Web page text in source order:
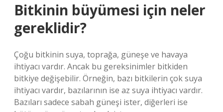
Bitkinin büyümesi için neler
gereklidir?
Çoğu bitkinin suya, toprağa, güneşe ve havaya
ihtiyacı vardır. Ancak bu gereksinimler bitkiden
bitkiye değişebilir. Örneğin, bazı bitkilerin çok suya
ihtiyacı vardır, bazılarının ise az suya ihtiyacı vardır.
Bazıları sadece sabah güneşi ister, diğerleri ise